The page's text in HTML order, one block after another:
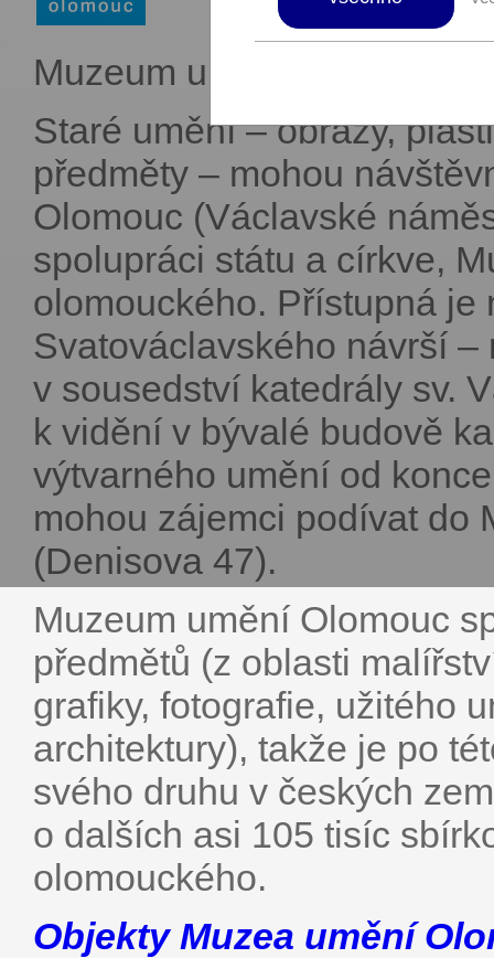
Muzeum umění Olomouc
Staré umění – obrazy,
předměty – mohou
Olomouc (Václavské
spolupráci státu a církve,
olomouckého. Přístupná
Svatováclavského návrší
v sousedství katedrály sv.
k vidění v bývalé budově
výtvarného umění od
mohou zájemci podívat do
(Denisova 47).
Muzeum umění Olomouc
předmětů (z oblasti
grafiky, fotografie, užitého
architektury), takže je po
svého druhu v českých
o dalších asi 105 tisíc
olomouckého.
Objekty Muzea umění